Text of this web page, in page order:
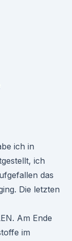
ich in
ich
das
Die letzten
Am Ende
im